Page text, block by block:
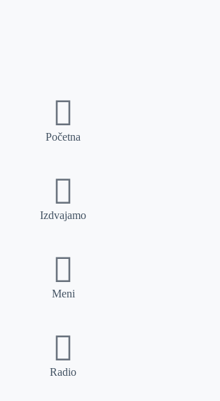
Početna
Izdvajamo
Meni
Radio